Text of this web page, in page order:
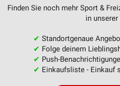
Finden Sie noch mehr Sport &
in unserer
✔ Standortgenaue
✔ Folge deinem
✔ Push-
✔ Einkaufsliste - Einkauf